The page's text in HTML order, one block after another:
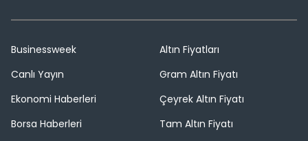
Businessweek
Canlı Yayın
Ekonomi Haberleri
Borsa Haberleri
Altın Fiyatları
Gram Altın Fiyatı
Çeyrek Altın Fiyatı
Tam Altın Fiyatı